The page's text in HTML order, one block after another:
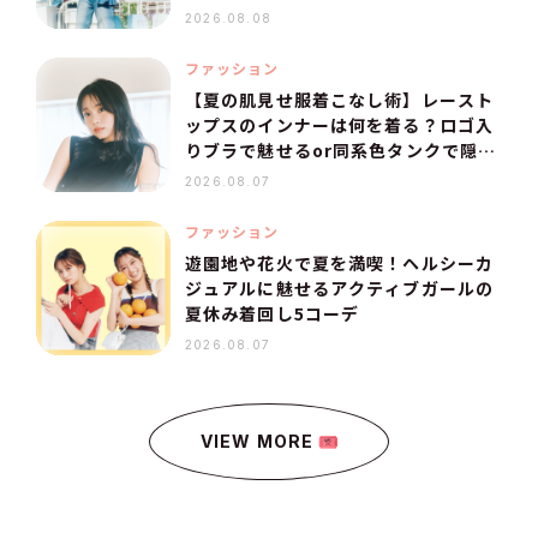
2026.08.08
ファッション
【夏の肌見せ服着こなし術】レースト
ップスのインナーは何を着る？ロゴ入
りブラで魅せるor同系色タンクで隠
す！
2026.08.07
ファッション
遊園地や花火で夏を満喫！ヘルシーカ
ジュアルに魅せるアクティブガールの
夏休み着回し5コーデ
2026.08.07
VIEW MORE